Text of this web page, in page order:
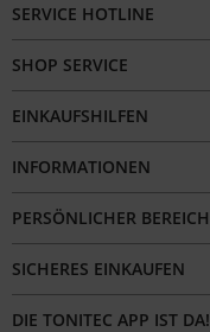
SERVICE HOTLINE
SHOP SERVICE
EINKAUFSHILFEN
INFORMATIONEN
PERSÖNLICHER BEREICH
SICHERES EINKAUFEN
DIE TONITEC APP IST DA!